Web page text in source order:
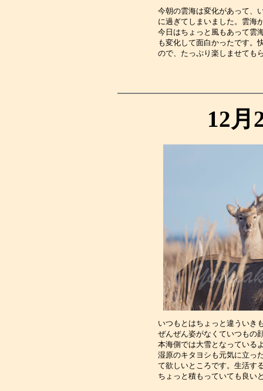
今朝の雲海は変化があって、
に過ぎてしまいました。雲海
今日はちょっと風もあって雲
も変化して面白かったです。
ので、たっぷり
12月
いつもとはちょっと違ういき
ぜんぜん姿がなくていつもの
本海側では大雪となっている
湿原のキタヨシも元気に立っ
て欲しいところです。生活す
ちょっと積もっ